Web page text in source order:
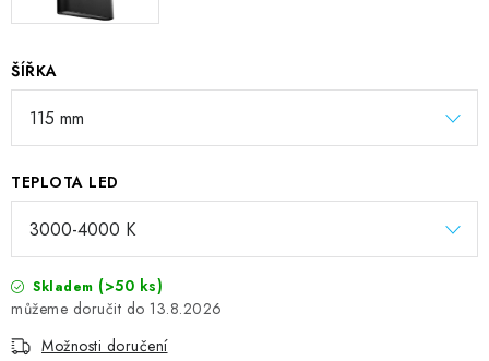
ŠÍŘKA
TEPLOTA LED
Skladem (>50 ks)
13.8.2026
Možnosti doručení